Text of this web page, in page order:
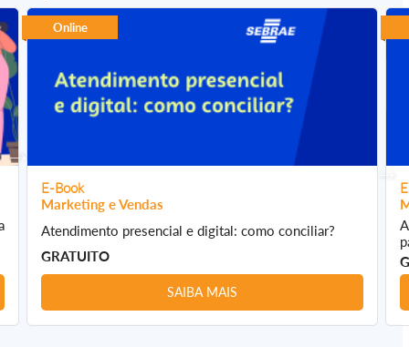
Online
E-Book
Marketing e Vendas
Atendimento presencial e digital: como conciliar?
GRATUITO
SAIBA MAIS